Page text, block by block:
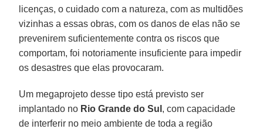
licenças, o cuidado com a natureza, com as multidões
vizinhas a essas obras, com os danos de elas não se
prevenirem suficientemente contra os riscos que
comportam, foi notoriamente insuficiente para impedir
os desastres que elas provocaram.
Um megaprojeto desse tipo está previsto ser
implantado no Rio Grande do Sul , com capacidade
de interferir no meio ambiente de toda a região